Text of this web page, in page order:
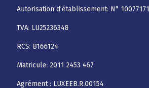
Autorisation d’établissement: N° 10077171
TVA: LU25236348
RCS: B166124
Matricule: 2011 2453 467
Agrément : LUXEEB.R.00154